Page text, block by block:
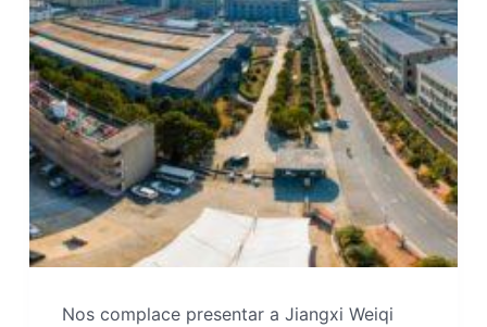
d
o
Nos complace presentar a Jiangxi Weiqi